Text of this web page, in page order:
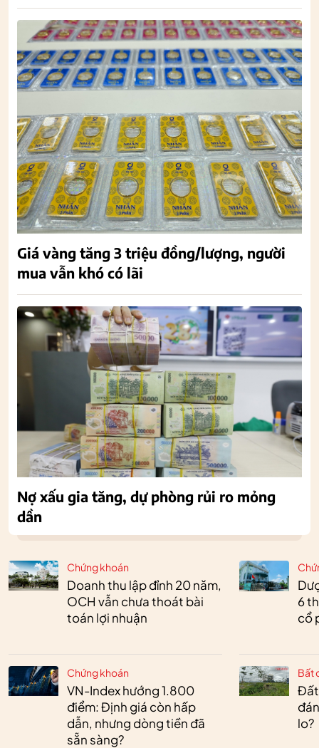
Chứng khoán
Doanh thu lập đỉnh 20 năm,
OCH vẫn chưa thoát bài
toán lợi nhuận
Chứng khoán
VN-Index hướng 1.800
điểm: Định giá còn hấp
dẫn, nhưng dòng tiền đã
sẵn sàng?
6
cổ
Bất
Đất
lo?
Giá vàng tăng 3 triệu đồng/lượng, người
mua vẫn khó có lãi
Nợ xấu gia tăng, dự phòng rủi ro mỏng
dần